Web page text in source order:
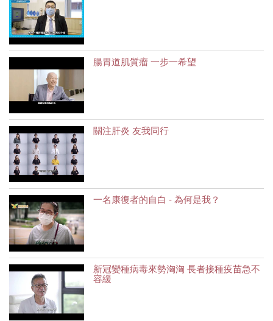
腸胃道肌質瘤 一步一希望
關注肝炎 友我同行
一名康復者的自白 - 為何是我？
新冠變種病毒來勢洶洶 長者接種疫苗急不
容緩